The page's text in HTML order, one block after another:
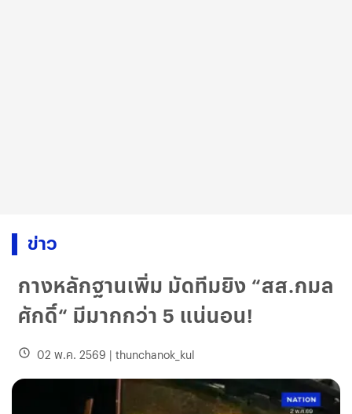
ข่าว
กางหลักฐานเพิ่ม มัดทีมยิง “สส.กมล
ศักดิ์“ มีมากกว่า 5 แน่นอน!
02 พ.ค. 2569 | thunchanok_kul